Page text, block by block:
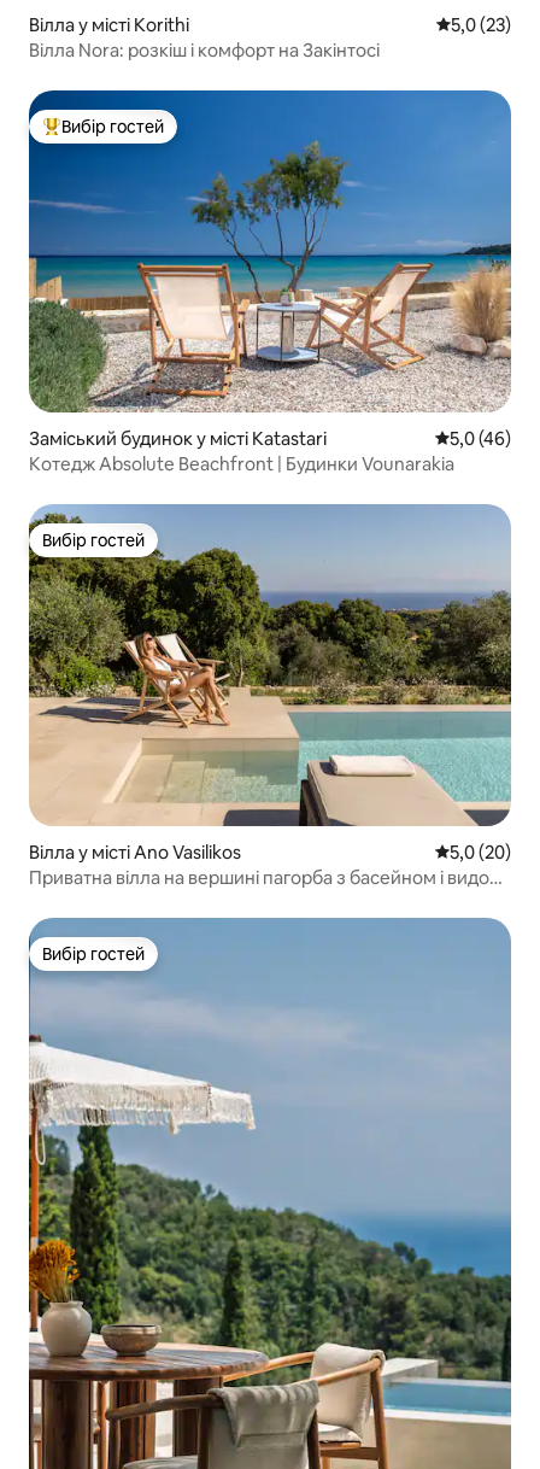
Вілла у місті Korithi Середня
5,0 (23)
Вілла Nora: розкіш і комфорт на Закінтосі
Топ вибір гостей
Вибір гостей
Заміський будинок у місті Katastari Середня
5,0 (46)
Котедж Absolute Beachfront | Будинки Vounarakia
Вибір гостей
Вибір гостей
Вілла у місті Ano Vasilikos Середня
5,0 (20)
Приватна вілла на вершині пагорба з басейном і видом
Вибір гостей
Вибір гостей